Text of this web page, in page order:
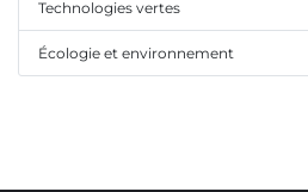
Technologies vertes
Écologie et environnement